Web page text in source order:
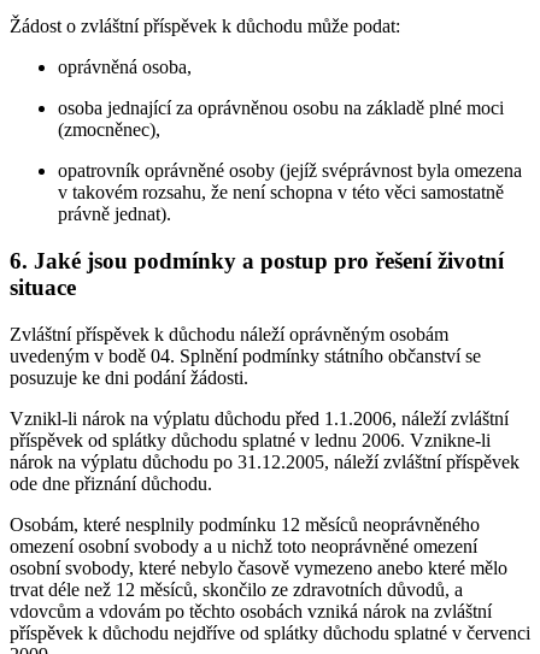
Žádost o zvláštní příspěvek k důchodu může podat:
oprávněná osoba,
osoba jednající za oprávněnou osobu na základě plné moci
(zmocněnec),
opatrovník oprávněné osoby (jejíž svéprávnost byla omezena
v takovém rozsahu, že není schopna v této věci samostatně
právně jednat).
6. Jaké jsou podmínky a postup pro řešení životní
situace
Zvláštní příspěvek k důchodu náleží oprávněným osobám
uvedeným v bodě 04. Splnění podmínky státního občanství se
posuzuje ke dni podání žádosti.
Vznikl-li nárok na výplatu důchodu před 1.1.2006, náleží zvláštní
příspěvek od splátky důchodu splatné v lednu 2006. Vznikne-li
nárok na výplatu důchodu po 31.12.2005, náleží zvláštní příspěvek
ode dne přiznání důchodu.
Osobám, které nesplnily podmínku 12 měsíců neoprávněného
omezení osobní svobody a u nichž toto neoprávněné omezení
osobní svobody, které nebylo časově vymezeno anebo které mělo
trvat déle než 12 měsíců, skončilo ze zdravotních důvodů, a
vdovcům a vdovám po těchto osobách vzniká nárok na zvláštní
příspěvek k důchodu nejdříve od splátky důchodu splatné v červenci